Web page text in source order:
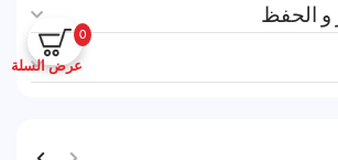
0
عرض السلة
و الحفظ